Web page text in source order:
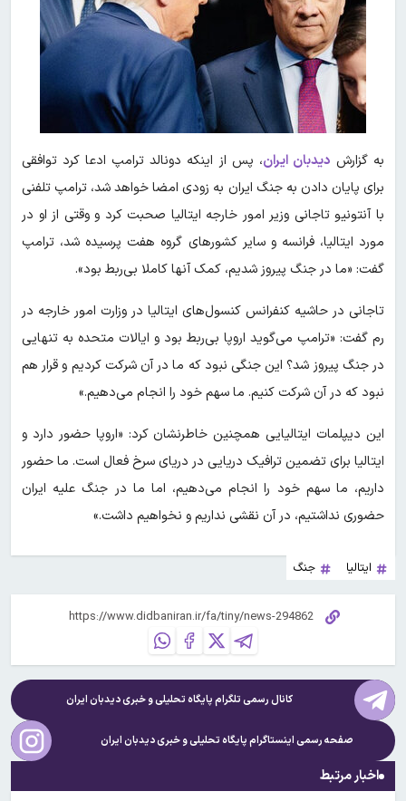
به گزارش دیدبان ایران، پس از اینکه دونالد ترامپ ادعا کرد توافقی
برای پایان دادن به جنگ ایران به زودی امضا خواهد شد، ترامپ تلفنی
با آنتونیو تاجانی وزیر امور خارجه ایتالیا صحبت کرد و وقتی از او در
مورد ایتالیا، فرانسه و سایر کشورهای گروه هفت پرسیده شد، ترامپ
گفت: «ما در جنگ پیروز شدیم، کمک آنها کاملا بی‌ربط بود».
تاجانی در حاشیه کنفرانس کنسول‌های ایتالیا در وزارت امور خارجه در
رم گفت: «ترامپ می‌گوید اروپا بی‌ربط بود و ایالات متحده به تنهایی
در جنگ پیروز شد؟ این جنگی نبود که ما در آن شرکت کردیم و قرار هم
نبود که در آن شرکت کنیم. ما سهم خود را انجام می‌دهیم.»
این دیپلمات ایتالیایی همچنین خاطرنشان کرد: «اروپا حضور دارد و
ایتالیا برای تضمین ترافیک دریایی در دریای سرخ فعال است. ما حضور
داریم، ما سهم خود را انجام می‌دهیم، اما ما در جنگ علیه ایران
حضوری نداشتیم، در آن نقشی نداریم و نخواهیم داشت.»
ایتالیا جنگ
کانال رسمی تلگرام پایگاه تحلیلی و خبریدیدبان ایران
صفحه رسمی اینستاگرام پایگاه تحلیلی و خبریدیدبان ایران
اخبار مرتبط